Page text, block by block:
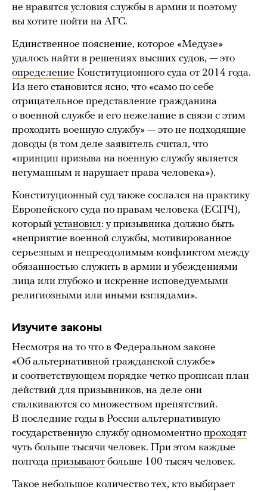
не нравятся условия службы в армии и поэтому
вы хотите пойти на АГС.
Единственное пояснение, которое «Медузе»
удалось найти в решениях высших судов, — это
определение Конституционного суда от 2014 года.
Из него становится ясно, что «само по себе
отрицательное представление гражданина
о военной службе и его нежелание в связи с этим
проходить военную службу» — это не подходящие
доводы (в том деле заявитель считал, что
«принцип призыва на военную службу является
негуманным и нарушает права человека»).
Конституционный суд также сослался на практику
Европейского суда по правам человека (ЕСПЧ),
который установил: у призывника должно быть
«неприятие военной службы, мотивированное
серьезным и непреодолимым конфликтом между
обязанностью служить в армии и убеждениями
лица или глубоко и искренне исповедуемыми
религиозными или иными взглядами».
Изучите законы
Несмотря на то что в Федеральном законе
«Об альтернативной гражданской службе»
и соответствующем порядке четко прописан план
действий для призывников, на деле они
сталкиваются со множеством препятствий.
В последние годы в России альтернативную
государственную службу одномоментно проходят
чуть больше тысячи человек. При этом каждые
полгода призывают больше 100 тысяч человек.
Такое небольшое количество тех, кто выбирает